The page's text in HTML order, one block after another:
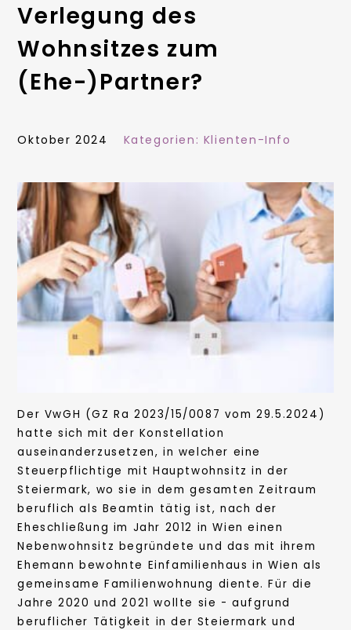
Verlegung des
Wohnsitzes zum
(Ehe-)Partner?
Oktober 2024 Kategorien: Klienten-Info
Der VwGH (GZ Ra 2023/15/0087 vom 29.5.2024)
hatte sich mit der Konstellation
auseinanderzusetzen, in welcher eine
Steuerpflichtige mit Hauptwohnsitz in der
Steiermark, wo sie in dem gesamten Zeitraum
beruflich als Beamtin tätig ist, nach der
Eheschließung im Jahr 2012 in Wien einen
Nebenwohnsitz begründete und das mit ihrem
Ehemann bewohnte Einfamilienhaus in Wien als
gemeinsame Familienwohnung diente. Für die
Jahre 2020 und 2021 wollte sie - aufgrund
beruflicher Tätigkeit in der Steiermark und